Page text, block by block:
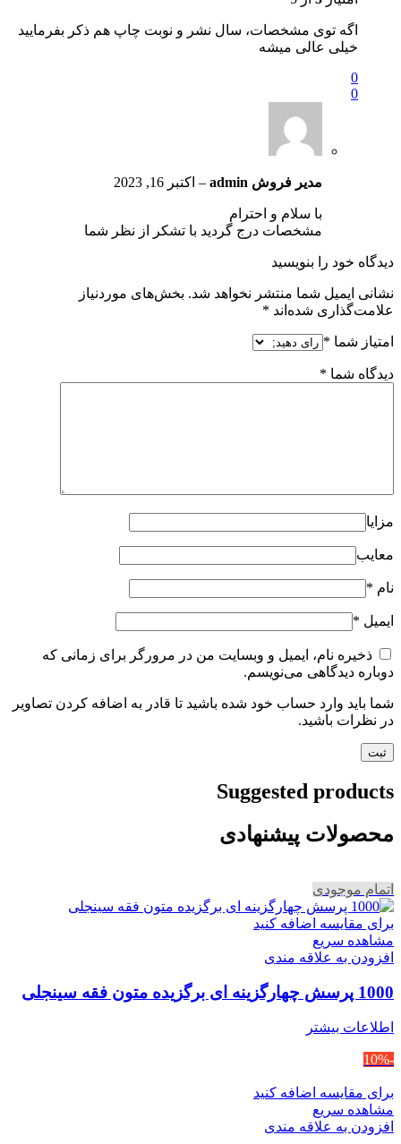
اگه توی مشخصات، سال نشر و نوبت چاپ هم ذکر بفرمایید
خیلی عالی میشه
0
0
مدیر فروش admin
– اکتبر 16, 2023
با سلام و احترام
مشخصات درج گردید با تشکر از نظر شما
دیدگاه خود را بنویسید
نشانی ایمیل شما منتشر نخواهد شد. بخش‌های موردنیاز
علامت‌گذاری شده‌اند *
امتیاز شما *
دیدگاه شما *
مزایا
معایب
نام *
ایمیل *
ذخیره نام، ایمیل و وبسایت من در مرورگر برای زمانی که
دوباره دیدگاهی می‌نویسم.
شما باید وارد حساب خود شده باشید تا قادر به اضافه کردن تصاویر
در نظرات باشید.
Suggested products
محصولات پیشنهادی
اتمام موجودی
برای مقایسه اضافه کنید
مشاهده سریع
افزودن به علاقه مندی
1000 پرسش چهارگزینه ای برگزیده متون فقه سینجلی
اطلاعات بیشتر
-10%
برای مقایسه اضافه کنید
مشاهده سریع
افزودن به علاقه مندی